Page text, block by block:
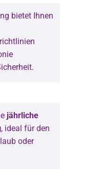
bietet Ihnen
jährliche
, ideal für den
oder